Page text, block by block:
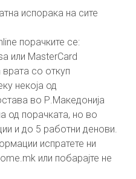
испорака на сите
порачките се:
или MasterCard
со откуп
некоја од
во Р.Македонија
од порачката, но во
и до 5 работни денови.
испратете ни
или побарајте не